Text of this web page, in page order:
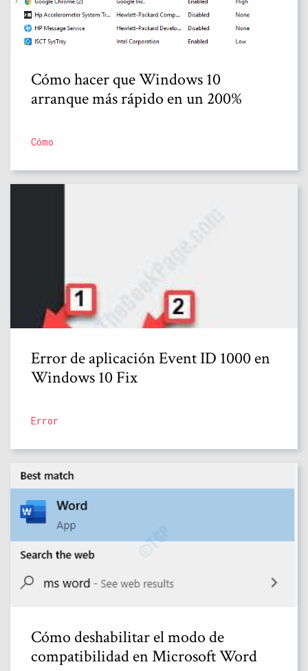
Cómo hacer que Windows 10
arranque más rápido en un 200%
Cómo
Error de aplicación Event ID 1000 en
Windows 10 Fix
Error
Cómo deshabilitar el modo de
compatibilidad en Microsoft Word